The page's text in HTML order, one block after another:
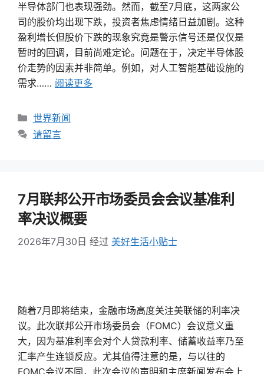
半导体部门也表现强劲。然而，截至7月底，这两家公
司的股价均出现下跌，投资者焦虑情绪日益加剧。这种
盈利增长但股价下跌的现象究竟是警示信号还是仅仅是
暂时的回调，目前尚难定论。问题在于，决定半导体股
价走势的因素并非简单。例如，对人工智能基础设施的
需求…… 阅读更多
类
别
世界新闻
请留言
7月联邦公开市场委员会会议基准利
率决议概要
2026年7月30日 经过 美好生活小贴士
随着7月即将结束，金融市场高度关注美联储的利率决
议。此次联邦公开市场委员会（FOMC）会议意义重
大，因为基准利率会对个人贷款利率、储蓄收益率乃至
汇率产生连锁反应。尤其值得注意的是，与以往的
FOMC会议不同，此次会议的声明和主席新闻发布会上